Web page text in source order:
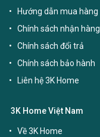
Hướng dẫn mua hàng
Chính sách nhận hàng
Chính sách đổi trả
Chính sách bảo hành
Liên hệ 3K Home
3K Home Việt Nam
Về 3K Home